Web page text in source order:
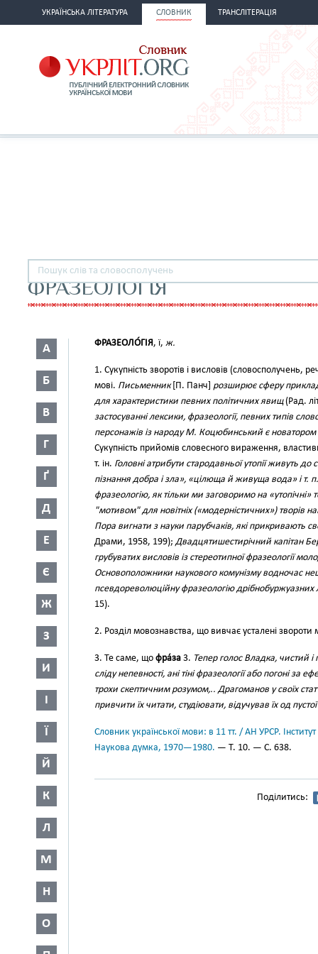
УКРАЇНСЬКА ЛІТЕРАТУРА СЛОВНИК ТРАНСЛІТЕРАЦІЯ
ФРАЗЕОЛОГІЯ
А
Б
В
Г
Ґ
Д
Е
Є
Ж
З
И
І
Ї
Й
К
Л
М
Н
О
ФРАЗЕОЛО́ГІЯ, ї, ж.
1. Сукупність зворотів і висловів (словосполучень,
мові. Письменник[П. Панч] розширює сферу
для характеристики певних політичних явищ(Рад.
застосуванні лексики, фразеології, певних типів
персонажів із народу М. Коцюбинський є
Сукупність прийомів словесного вираження,
т. ін. Головні атрибути стародавньої утопії живуть
пізнання добра і зла», «цілюща й живуща вода» і т.
фразеологію, як тільки ми заговоримо на
"мотивом" для новітніх («модерністичних») творів
Пора вигнати з науки парубчаків, які прикривають
Драми, 1958, 199);Двадцятишестирічний капітан
грубуватих висловів із стереотипної фразеології
Основоположники наукового комунізму водночас
псевдореволюційну фразеологію дрібнобуржуазних
15).
2. Розділ мовознавства, що вивчає усталені
3. Те саме, що фра́за 3. Тепер голос Владка, чистий
сліду непевності, ані тіні фразеології або погоні за
трохи скептичним розумом,.. Драгоманов у своїх
привчити їх читати, студіювати, відучував їх од
Словник української мови: в 11 тт. / АН УРСР.
Наукова думка, 1970—1980. — Т. 10. — С. 638.
Поділитись: